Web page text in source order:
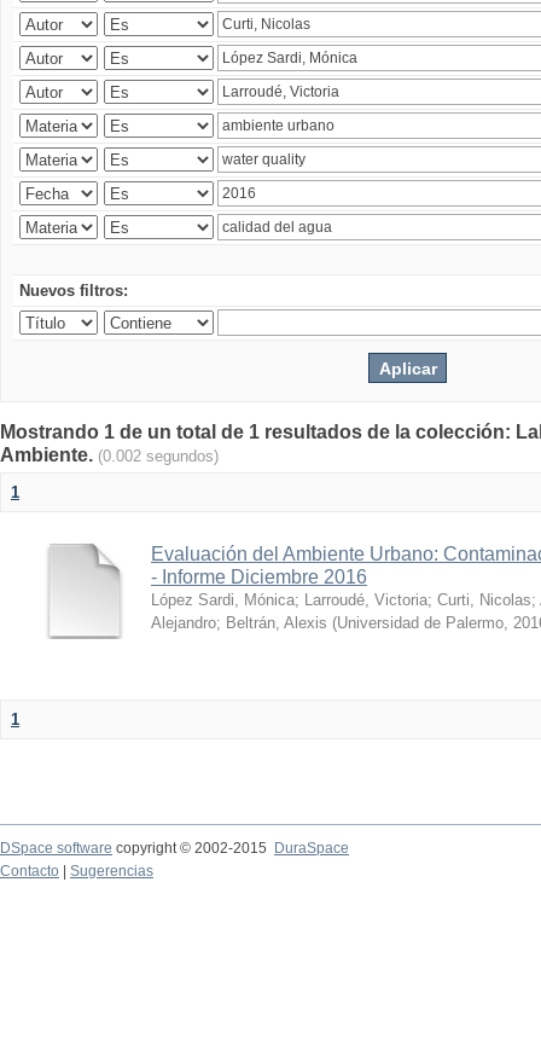
Nuevos filtros:
Mostrando 1 de un total de 1 resultados de la colección:
Ambiente. (0.002 segundos)
1
Evaluación del Ambiente Urbano:
- Informe Diciembre 2016
López Sardi, Mónica; Larroudé, Victoria; Curti, Nicolas;
Alejandro; Beltrán, Alexis (Universidad de Palermo,
1
DSpace software copyright © 2002-2015
DuraSpace
Contacto
Sugerencias